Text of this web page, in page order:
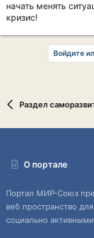
начать менять
кризис!
Войдите
Раздел
О портале
Портал МИР-Союз
веб пространство
социально